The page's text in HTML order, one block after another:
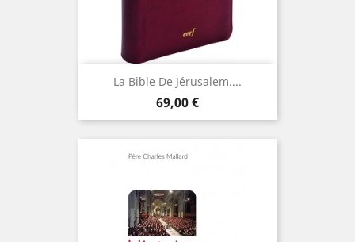
La Bible De Jérusalem....
Prix
69,00 €